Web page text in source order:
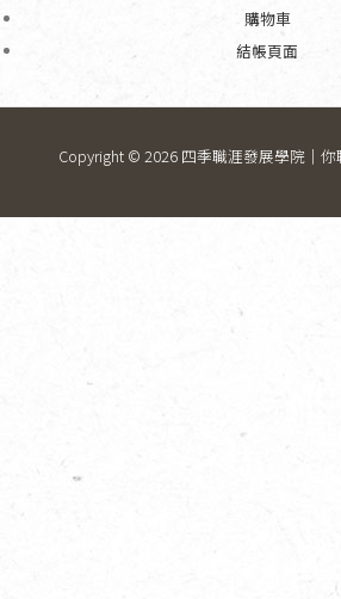
購物車
結帳頁面
Copyright © 2026 四季職涯發展學院｜